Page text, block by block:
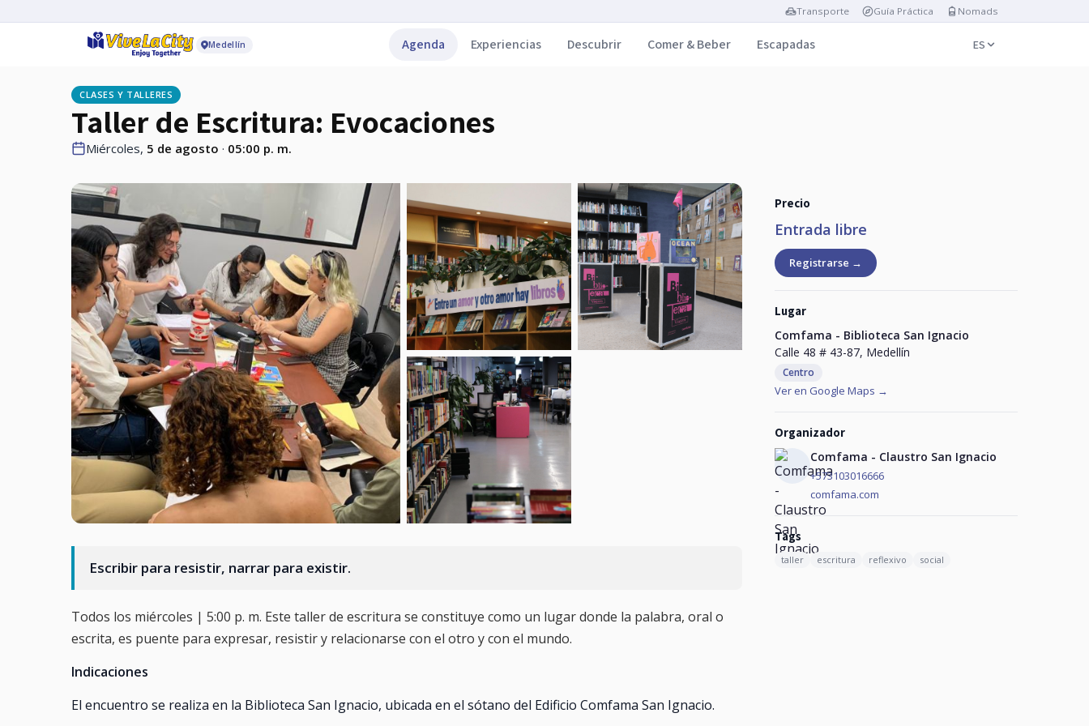
Transporte Guía Práctica Nomads
Medellín Agenda Experiencias Descubrir Comer & Beber Escapadas ES
CLASES Y TALLERES
Taller de Escritura: Evocaciones
Miércoles, 5 de agosto · 05:00 p. m.
Escribir para resistir, narrar para existir.
Todos los miércoles | 5:00 p. m. Este taller de escritura se constituye como un lugar donde la palabra, oral o
escrita, es puente para expresar, resistir y relacionarse con el otro y con el mundo.
Indicaciones
El encuentro se realiza en la Biblioteca San Ignacio, ubicada en el sótano del Edificio Comfama San Ignacio.
Precio
Entrada libre
Registrarse →
Lugar
Comfama - Biblioteca San Ignacio
Calle 48 # 43-87, Medellín
Centro
Ver en Google Maps →
Organizador
Comfama - Claustro San Ignacio
+573103016666
comfama.com
Tags
taller escritura reflexivo social